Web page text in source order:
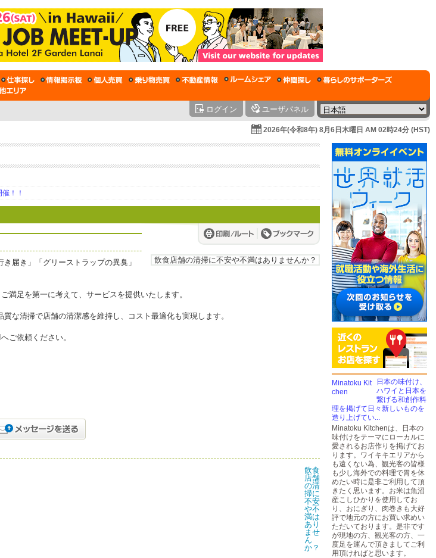
ログイン ユーザパネル
2026年(令和8年) 8月6日木曜日 AM 02時24分 (HST)
！！
届き」「グリーストラップの異臭」
満足を第一に考えて、サービスを提供いたします。
な清掃で店舗の清潔感を維持し、コスト最適化も実現します。
ご依頼ください。
日本の味付け、
ハワイと日本を
繋げる和創作料
理を掲げて日々新しいものを
造り上げてい...
Minatoku Kitchenは、日本の
味付けをテーマにローカルに
愛されるお店作りを掲げてお
ります。ワイキキエリアから
も遠くない為、観光客の皆様
も少し海外での料理で胃を休
めたい時に是非ご利用して頂
きたく思います。お米は魚沼
産こしひかりを使用してお
り、おにぎり、肉巻きも大好
評で地元の方にお買い求めい
ただいております。是非です
が現地の方、観光客の方、一
度足を運んで頂きましてご利
用頂ければと思います。